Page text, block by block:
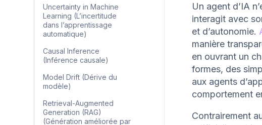
Uncertainty in Machine
Learning (L’incertitude
dans l’apprentissage
automatique)
Causal Inference
(Inférence causale)
Model Drift (Dérive du
modèle)
Retrieval-Augmented
Generation (RAG)
(Génération améliorée par
Un agent d’IA
interagit avec
et d’autonomie.
manière
en ouvrant un
formes, des
aux agents
comportement
Contrairement